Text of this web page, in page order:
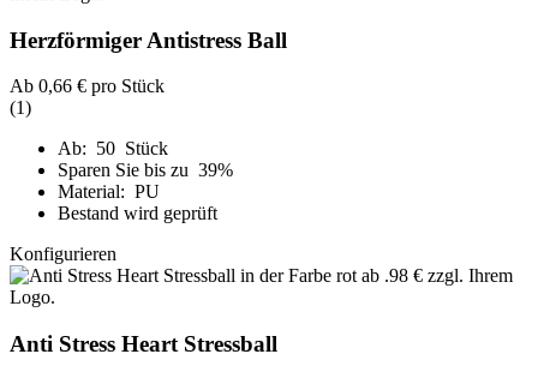
Herzförmiger Antistress Ball
Ab 0,66 € pro Stück
(1)
Ab: 50 Stück
Sparen Sie bis zu 39%
Material: PU
Bestand wird geprüft
Konfigurieren
Anti Stress Heart Stressball